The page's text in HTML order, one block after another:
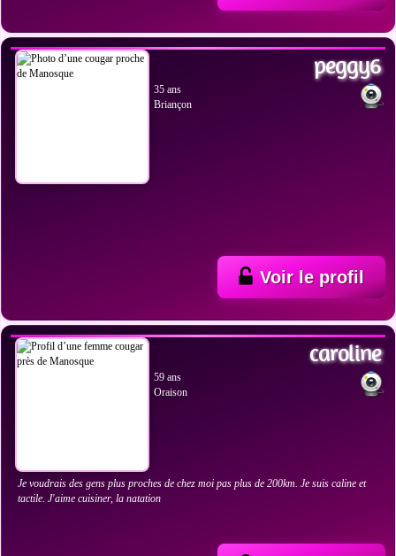
peggy6
35 ans
Briançon
Voir le profil
caroline
59 ans
Oraison
Je voudrais des gens plus proches de chez moi pas plus de 200km. Je suis caline et
tactile. J'aime cuisiner, la natation